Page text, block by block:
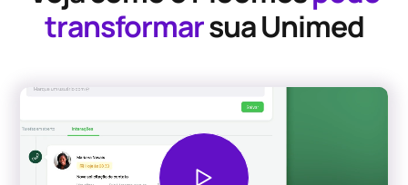
transformarsua Unimed